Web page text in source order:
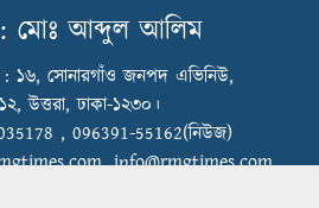
Excellence: Texstream
Ltd. Rewards Best Workers–
মোঃ আব্দুল আলিম
১৬, সোনারগাঁও জনপদ এভিনিউ,
উত্তরা, ঢাকা-১২৩০।
, 096391-55162(নিউজ)
,info@rmgtimes.com